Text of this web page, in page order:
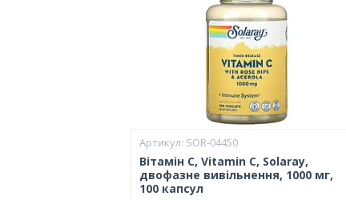
SOR-04450
Вітамін С, Vitamin C, Solaray,
двофазне вивільнення, 1000 мг,
100 капсул